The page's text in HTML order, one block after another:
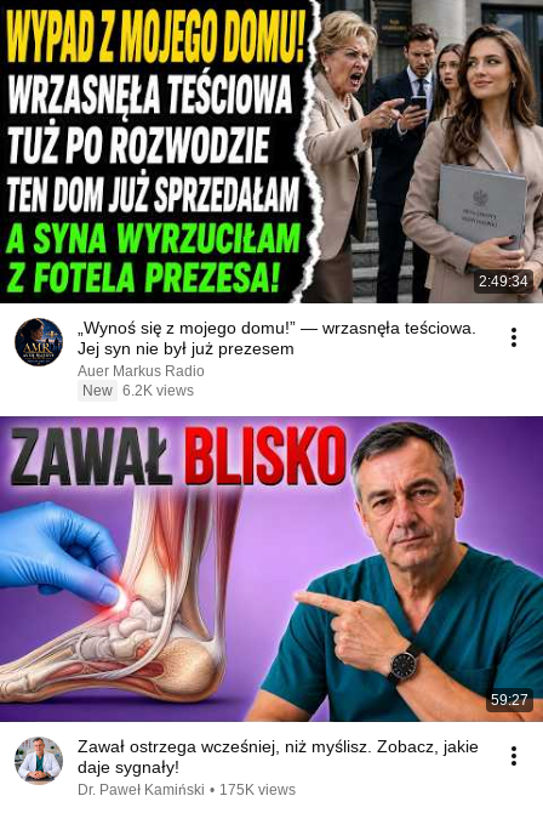
2:49:34
„Wynoś się z mojego domu!” — wrzasnęła teściowa.
Jej syn nie był już prezesem
Auer Markus Radio
New 6.2K views
59:27
Zawał ostrzega wcześniej, niż myślisz. Zobacz, jakie
daje sygnały!
Dr. Paweł Kamiński • 175K views